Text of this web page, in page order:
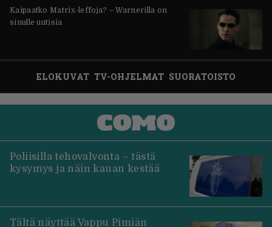
Kaipaatko Matrix-leffoja? – Warnerilla on
sinulle uutisia
ELOKUVAT TV-OHJELMAT SUORATOISTO
Poliisilla tehovalvonta – tästä
kysymys ja näin kauan kestää
Tältä näyttää Vappu Pimiän